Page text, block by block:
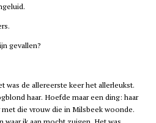
gevallen?
was de allereerste keer het allerleukst.
haar. Hoefde maar een ding: haar
die vrouw die in Milsbeekwoonde.